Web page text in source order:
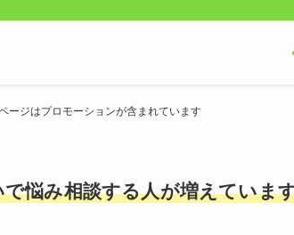
ージはプロモーションが含まれています
で悩み相談する人が増えていま